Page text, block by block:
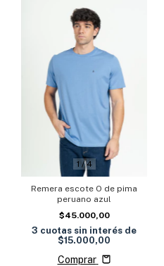
1 /4
Remera escote O de pima
peruano azul
$45.000,00
3 cuotas sin interés de
$15.000,00
Comprar